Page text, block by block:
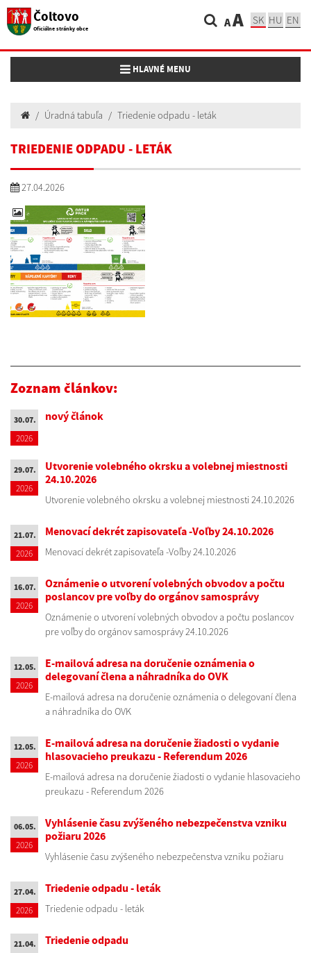
Čoltovo
Oficiálne stránky obce AA SK HU EN
Toggle navigation
HLAVNÉ MENU
Úradná tabuľa Triedenie odpadu - leták
TRIEDENIE ODPADU - LETÁK
27.04.2026
Zoznam článkov:
30.07.
2026
nový článok
29.07.
2026
Utvorenie volebného okrsku a volebnej miestnosti
24.10.2026
Utvorenie volebného okrsku a volebnej miestnosti 24.10.2026
21.07.
2026
Menovací dekrét zapisovateľa -Voľby 24.10.2026
Menovací dekrét zapisovateľa -Voľby 24.10.2026
16.07.
2026
Oznámenie o utvorení volebných obvodov a počtu
poslancov pre voľby do orgánov samosprávy
Oznámenie o utvorení volebných obvodov a počtu poslancov
pre voľby do orgánov samosprávy 24.10.2026
12.05.
2026
E-mailová adresa na doručenie oznámenia o
delegovaní člena a náhradníka do OVK
E-mailová adresa na doručenie oznámenia o delegovaní člena
a náhradníka do OVK
12.05.
2026
E-mailová adresa na doručenie žiadosti o vydanie
hlasovacieho preukazu - Referendum 2026
E-mailová adresa na doručenie žiadosti o vydanie hlasovacieho
preukazu - Referendum 2026
06.05.
2026
Vyhlásenie času zvýšeného nebezpečenstva vzniku
požiaru 2026
Vyhlásenie času zvýšeného nebezpečenstva vzniku požiaru
27.04.
2026
Triedenie odpadu - leták
Triedenie odpadu - leták
21.04. Triedenie odpadu